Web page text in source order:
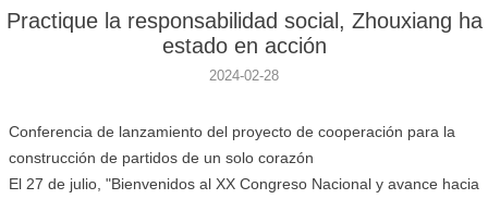
Practique la responsabilidad social, Zhouxiang ha
estado en acción
2024-02-28
Conferencia de lanzamiento del proyecto de cooperación para la
construcción de partidos de un solo corazón
El 27 de julio, "Bienvenidos al XX Congreso Nacional y avance hacia